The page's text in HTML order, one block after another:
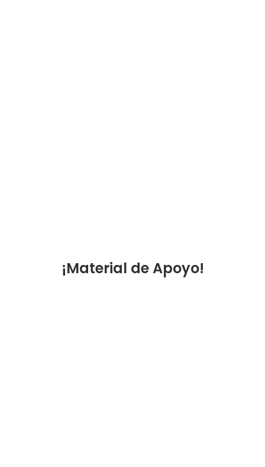
¡Material de Apoyo!